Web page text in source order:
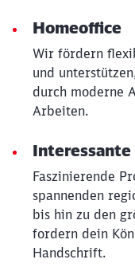
Homeoffice
Wir fördern
und
durch moderne
Arbeiten.
Faszinierende
spannenden
bis hin zu den
fordern dein
Handschrift.